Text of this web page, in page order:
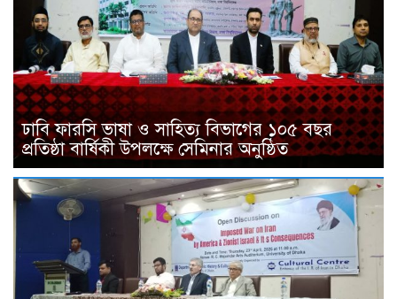
ঢাবি ফারসি ভাষা ও সাহিত্য বিভাগের ১০৫ বছর
প্রতিষ্ঠা বার্ষিকী উপলক্ষে সেমিনার অনুষ্ঠিত